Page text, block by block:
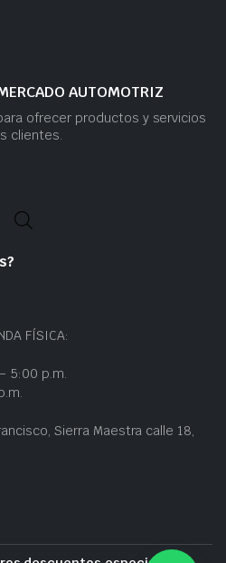
AUTOMOTRIZ
ofrecer productos y servicios
clientes.
FÍSICA:
5:00 p.m.
Sierra Maestra calle 18,